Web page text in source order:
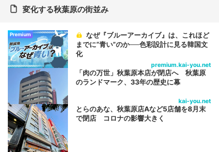
変化する秋葉原の街並み
Premium
なぜ『ブルーアーカイブ』は、これほど
までに“青い”のか──色彩設計に見る韓国文
化
premium.kai-you.net
「肉の万世」秋葉原本店が閉店へ 秋葉原
のランドマーク、33年の歴史に幕
kai-you.net
とらのあな、秋葉原店Aなど5店舗を8月末
で閉店 コロナの影響大きく